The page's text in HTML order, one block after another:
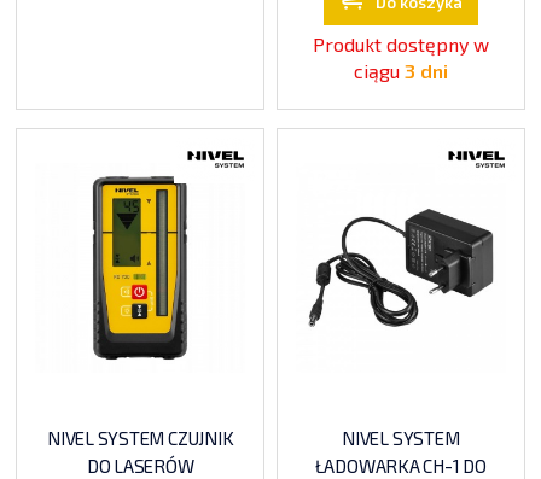
Produkt dostępny w
ciągu 3 dni
NIVEL SYSTEM CZUJNIK
DO LASERÓW
NIVEL SYSTEM
ŁADOWARKA CH-1 DO